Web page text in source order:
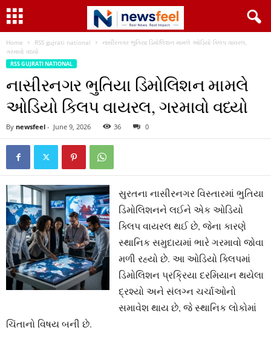
Home RSS gujrati national
નાસીરનગર ભુતિયા ડિમોલિશન મામલે ઓડિયો ક્લિપ વાયરલ,
ગરમાવો વધ્યો
RSS GUJRATI NATIONAL
નાસીરનગર ભુતિયા ડિમોલિશન મામલે
ઓડિયો ક્લિપ વાયરલ, ગરમાવો વધ્યો
By newsfeel - June 9, 2026 36 0
સુરતના નાસીરનગર વિસ્તારમાં ભુતિયા
ડિમોલિશનને લઈને એક ઓડિયો
ક્લિપ વાયરલ થઈ છે, જેના કારણે
સ્થાનિક સમુદાયમાં ભારે ગરમાવો જોવા
મળી રહ્યો છે. આ ઓડિયો ક્લિપમાં
ડિમોલિશન પ્રક્રિયા દરમિયાન થયેલા
દ્રશ્યો અને સંલગ્ન ચર્ચાઓનો
સમાવેશ થાય છે, જે સ્થાનિક લોકોમાં
ચિંતાનો વિષય બની છે.